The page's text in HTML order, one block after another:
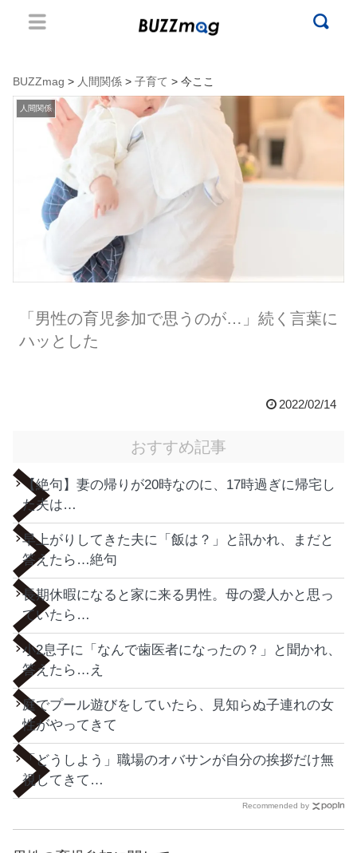
BUZZmag > 人間関係 > 子育て > 今ここ
人間関係
「男性の育児参加で思うのが…」続く言葉に
ハッとした
2022/02/14
おすすめ記事
【絶句】妻の帰りが20時なのに、17時過ぎに帰宅し
た夫は…
早上がりしてきた夫に「飯は？」と訊かれ、まだと
答えたら…絶句
長期休暇になると家に来る男性。母の愛人かと思っ
ていたら…
小2息子に「なんで歯医者になったの？」と聞かれ、
答えたら…え
庭でプール遊びをしていたら、見知らぬ子連れの女
性がやってきて
「どうしよう」職場のオバサンが自分の挨拶だけ無
視してきて…
Recommended by